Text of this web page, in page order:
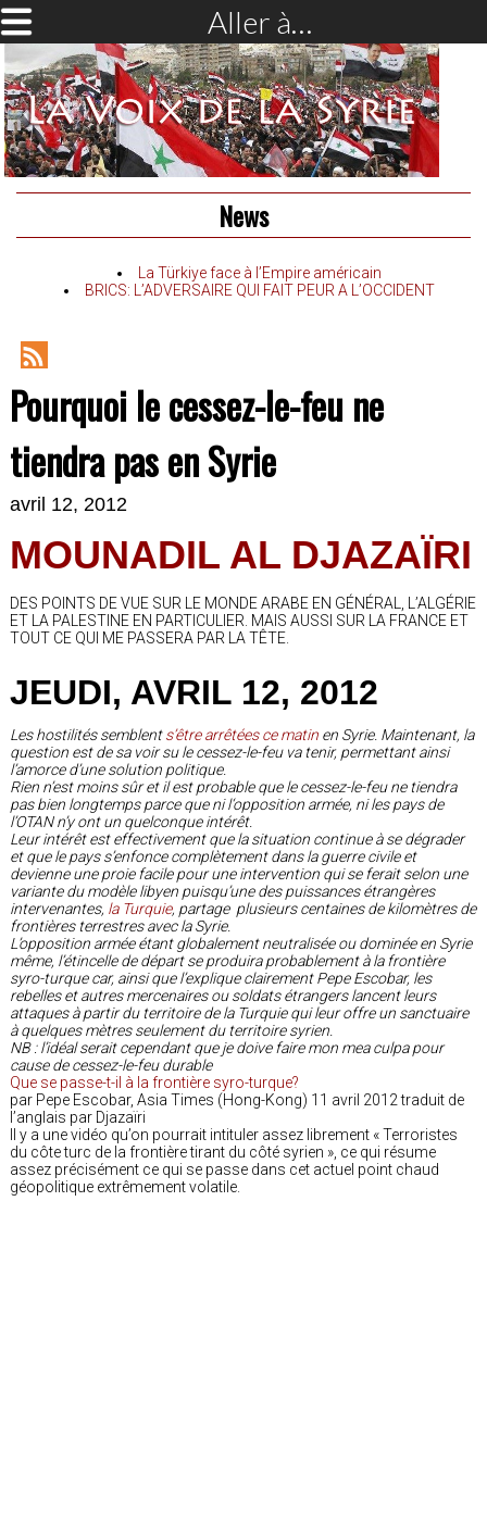
Aller à…
News
La Türkiye face à l’Empire américain
BRICS: L’ADVERSAIRE QUI FAIT PEUR A L’OCCIDENT
RSS
Feed
Pourquoi le cessez-le-feu ne
tiendra pas en Syrie
avril 12, 2012
MOUNADIL AL DJAZAÏRI
DES POINTS DE VUE SUR LE MONDE ARABE EN GÉNÉRAL, L’ALGÉRIE
ET LA PALESTINE EN PARTICULIER. MAIS AUSSI SUR LA FRANCE ET
TOUT CE QUI ME PASSERA PAR LA TÊTE.
JEUDI, AVRIL 12, 2012
Les hostilités semblents’être arrêtées ce matin en Syrie. Maintenant, la
question est de sa voir su le cessez-le-feu va tenir, permettant ainsi
l’amorce d’une solution politique.
Rien n’est moins sûr et il est probable que le cessez-le-feu ne tiendra
pas bien longtemps parce que ni l‘opposition armée, ni les pays de
l’OTAN n’y ont un quelconque intérêt.
Leur intérêt est effectivement que la situation continue à se dégrader
et que le pays s’enfonce complètement dans la guerre civile et
devienne une proie facile pour une intervention qui se ferait selon une
variante du modèle libyen puisqu’une des puissances étrangères
intervenantes, la Turquie, partage plusieurs centaines de kilomètres de
frontières terrestres avec la Syrie.
L’opposition armée étant globalement neutralisée ou dominée en Syrie
même, l’étincelle de départ se produira probablement à la frontière
syro-turque car, ainsi que l’explique clairement Pepe Escobar, les
rebelles et autres mercenaires ou soldats étrangers lancent leurs
attaques à partir du territoire de la Turquie qui leur offre un sanctuaire
à quelques mètres seulement du territoire syrien.
NB : l’idéal serait cependant que je doive faire mon mea culpa pour
cause de cessez-le-feu durable
Que se passe-t-il à la frontière syro-turque?
par Pepe Escobar, Asia Times (Hong-Kong) 11 avril 2012 traduit de
l’anglais par Djazaïri
Il y a une vidéo qu’on pourrait intituler assez librement « Terroristes
du côte turc de la frontière tirant du côté syrien », ce qui résume
assez précisément ce qui se passe dans cet actuel point chaud
géopolitique extrêmement volatile.